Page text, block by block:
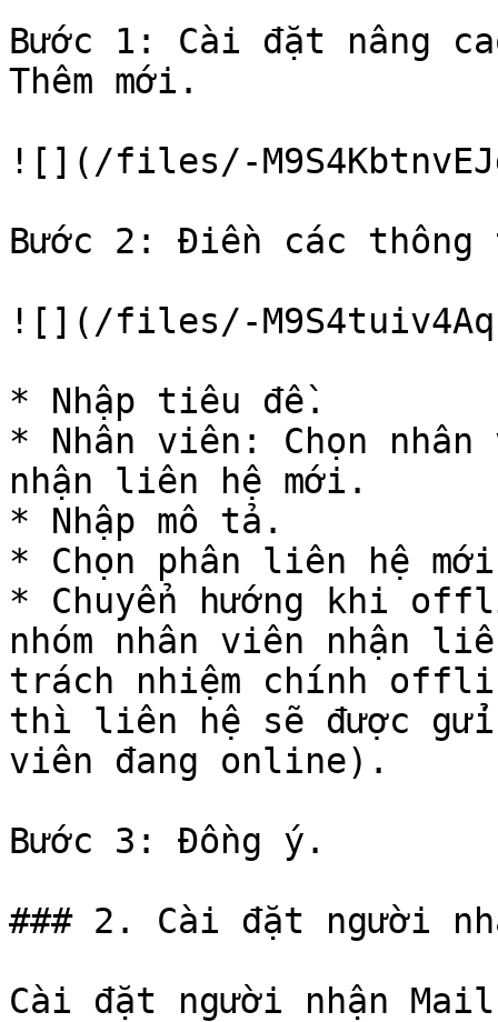
Bước 1: Cài đặt nâng
Thêm mới.
![](/files/-
Bước 2: Điền các
![](/files/-
* Nhập tiêu đề.
* Nhân viên: Chọn nhân
nhận liên hệ mới.
* Nhập mô tả.
* Chọn phân liên hệ
* Chuyển hướng khi
nhóm nhân viên nhận
trách nhiệm chính
thì liên hệ sẽ được gửi
viên đang online).
Bước 3: Đồng ý.
### 2. Cài đặt người
Cài đặt người nhận